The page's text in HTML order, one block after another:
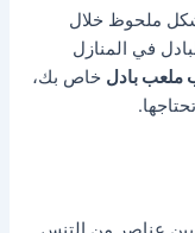
ملحوظ خلال
في المنازل
ملعب بادل خاص بك،